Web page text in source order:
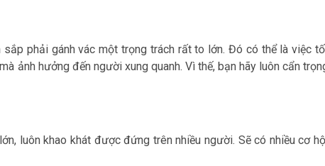
phải gánh vác một trọng trách rất to lớn. Đó có thể là việc
ảnh hưởng đến người xung quanh. Vì thế, bạn hãy luôn cẩn
luôn khao khát được đứng trên nhiều người. Sẽ có nhiều cơ